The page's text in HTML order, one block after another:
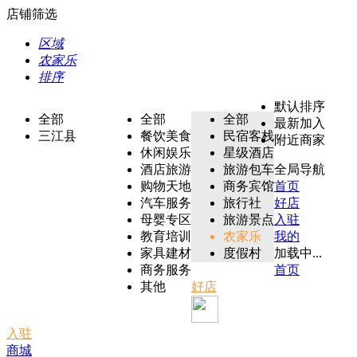
店铺筛选
区域
农家乐
排序
全部
三江县
全部
餐饮美食
休闲娱乐
酒店旅游
购物天地
汽车服务
母婴专区
教育培训
家具建材
商务服务
其他
全部
民宿客栈
星级酒店
旅游包车
商务宾馆
旅行社
旅游景点
农家乐
度假村
默认排序
最新加入
附近商家
全局导航
首页
好店
入驻
我的
加载中...
首页
好店
入驻
商城